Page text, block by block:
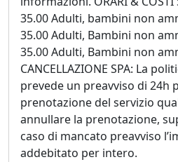
35.00 Adulti, bambini non
35.00 Adulti, Bambini non
35.00 Adulti, Bambini non
CANCELLAZIONE SPA: La
prevede un preavviso di 24h
prenotazione del servizio
annullare la prenotazione,
caso di mancato preavviso
addebitato per intero.